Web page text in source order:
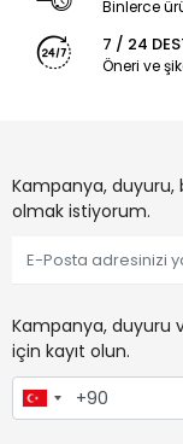
Binlerce
7 / 24
Öneri ve
Kampanya,
olmak istiyorum.
Kampanya, duyuru
için kayıt olun.